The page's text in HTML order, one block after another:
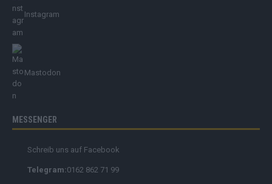
Instagram
Mastodon
MESSENGER
Schreib uns auf Facebook
Telegram:0162 862 71 99